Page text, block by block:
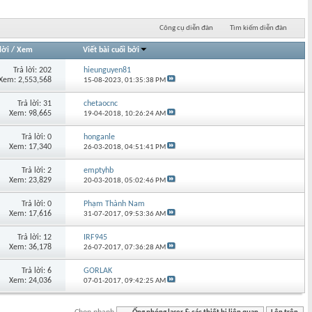
Công cụ diễn đàn Tìm kiếm diễn đàn
/ Xem Viết bài cuối bởi
Trả lời: 202
2,553,568
hieunguyen81
15-08-2023,01:35:38 PM
Trả lời: 31
Xem: 98,665
chetaocnc
19-04-2018, 10:26:24 AM
Trả lời: 0
Xem: 17,340
honganle
26-03-2018,04:51:41 PM
Trả lời: 2
Xem: 23,829
emptyhb
20-03-2018,05:02:46 PM
Trả lời: 0
Xem: 17,616
Phạm Thành Nam
31-07-2017,09:53:36 AM
Trả lời: 12
Xem: 36,178
IRF945
26-07-2017,07:36:28 AM
Trả lời: 6
Xem: 24,036
GORLAK
07-01-2017,09:42:25 AM